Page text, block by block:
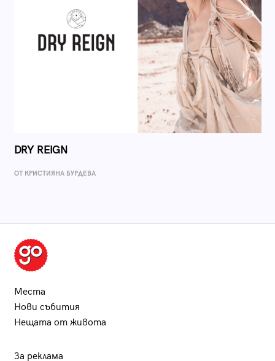
DRY REIGN
ОТ КРИСТИЯНА БУРДЕВА
Места
Нови събития
Нещата от живота
За реклама